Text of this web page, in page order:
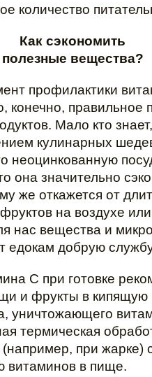
количество
Как сэкономить
полезные вещества?
профилактики
конечно, правильное
Мало кто
кулинарных
неоцинкованную
она значительно
же откажется от
на воздухе
нас вещества и
едокам добрую
С при готовке
и фрукты в кипящую
уничтожающего
термическая
при жарке)
витаминов в пище.